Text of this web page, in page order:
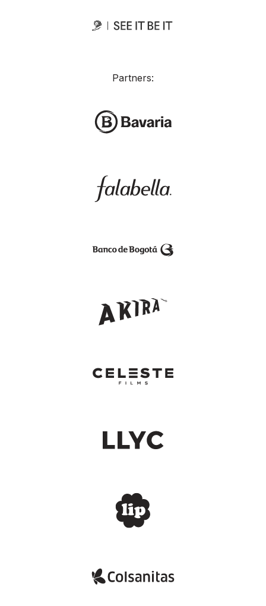
Partners: